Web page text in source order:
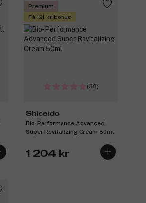
Premium
Få 121 kr bonus
(38)
Shiseido
Bio-Performance Advanced
Super Revitalizing Cream 50ml
1 204 kr